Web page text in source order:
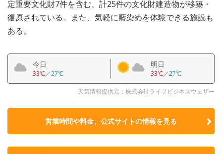
定重要文化財7件を含む、計25件の文化財建造物が移築・
復原されている。また、気軽に藍染めを体験できる施設も
ある。
今日
33℃／27℃
明日
33℃／27℃
天気情報提供元：株式会社ライフビジネスウェザー
営業時間や料金、公式サイトの情報を見る